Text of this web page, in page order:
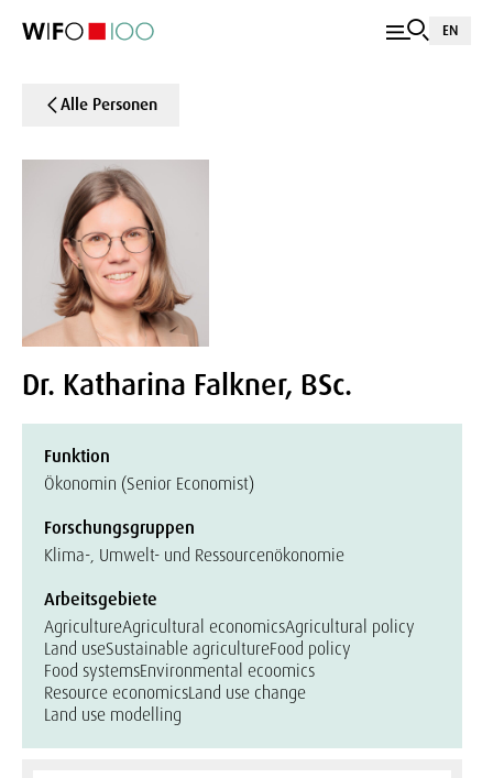
EN
Alle Personen
Dr. Katharina Falkner, BSc.
Funktion
Ökonomin (Senior Economist)
Forschungsgruppen
Klima-, Umwelt- und Ressourcenökonomie
Arbeitsgebiete
AgricultureAgricultural economicsAgricultural policy
Land useSustainable agricultureFood policy
Food systemsEnvironmental ecoomics
Resource economicsLand use change
Land use modelling